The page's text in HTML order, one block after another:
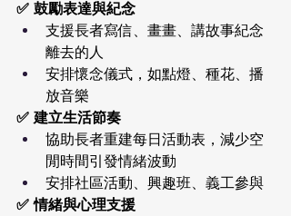
✅ 鼓勵表達與紀念
支援長者寫信、畫畫、講故事紀念
離去的人
安排懷念儀式，如點燈、種花、播
放音樂
✅ 建立生活節奏
協助長者重建每日活動表，減少空
閒時間引發情緒波動
安排社區活動、興趣班、義工參與
✅ 情緒與心理支援